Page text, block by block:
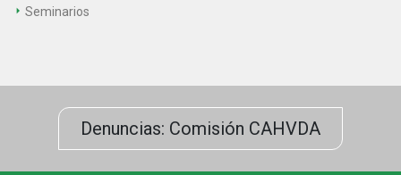
Seminarios
Denuncias: Comisión CAHVDA